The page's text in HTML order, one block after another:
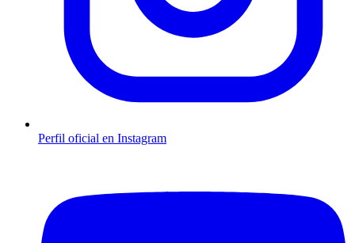
Perfil oficial en Instagram